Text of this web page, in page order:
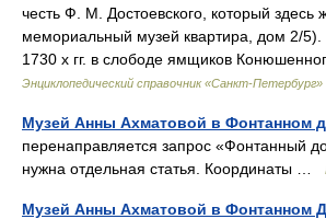
честь Ф. М. Достоевского, который здесь
мемориальный музей квартира, дом 2/
1730 х гг. в слободе ямщиков
Энциклопедический справочник «Санкт-Петербург»
Музей Анны Ахматовой в Фонтанном
перенаправляется запрос «Фонтанный
нужна отдельная статья. Координаты …
Музей Анны Ахматовой в Фонтанном